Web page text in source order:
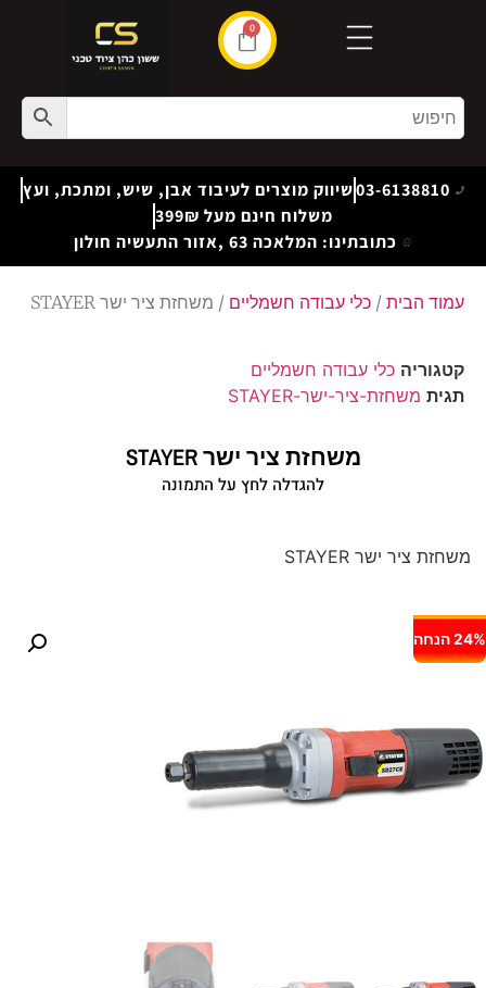
0
03-6138810שיווק מוצרים לעיבוד אבן, שיש, ומתכת, ועץ
משלוח חינם מעל 399₪
כתובתינו: המלאכה 63 ,אזור התעשיה חולון
עמוד הבית / כלי עבודה חשמליים / משחזת ציר ישר STAYER
קטגוריה כלי עבודה חשמליים
תגית משחזת-ציר-ישר-STAYER
משחזת ציר ישר STAYER
להגדלה לחץ על התמונה
משחזת ציר ישר STAYER
24% הנחה